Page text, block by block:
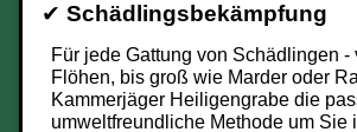
✔ Schädlingsbekämpfung
Für jede Gattung von Schädlingen
Flöhen, bis groß wie Marder oder
Kammerjäger Heiligengrabe die
umweltfreundliche Methode um Sie